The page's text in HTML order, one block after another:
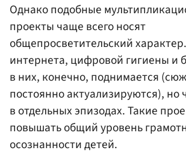
Однако подобные
проекты чаще всего носят
общепросветительский
интернета, цифровой гигиены и
в них, конечно, поднимается
постоянно актуализируются),
в отдельных эпизодах. Такие
повышать общий уровень
осознанности детей.